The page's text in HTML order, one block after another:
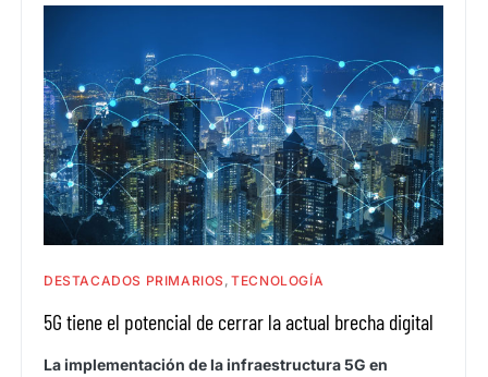
DESTACADOS PRIMARIOS TECNOLOGÍA
5G tiene el potencial de cerrar la actual brecha digital
La implementación de la infraestructura 5G en